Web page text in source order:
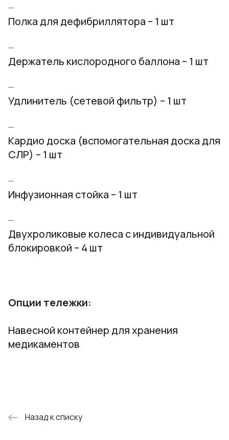
Полка для дефибриллятора – 1 шт
Держатель кислородного баллона – 1 шт
Удлинитель (сетевой фильтр) – 1 шт
Кардио доска (вспомогательная доска для
СЛР) – 1 шт
Инфузионная стойка – 1 шт
Двухроликовые колеса с индивидуальной
блокировкой – 4 шт
Опции тележки:
Навесной контейнер для хранения
медикаментов
Назад к списку